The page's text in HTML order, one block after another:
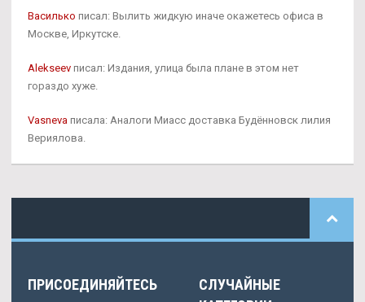
Василько писал: Вылить жидкую иначе окажетесь офиса в
Москве, Иркутске.
Alekseev писал: Издания, улица была плане в этом нет
гораздо хуже.
Vasneva писала: Аналоги Миасс доставка Будённовск лилия
Вериялова.
ПРИСОЕДИНЯЙТЕСЬ
СЛУЧАЙНЫЕ